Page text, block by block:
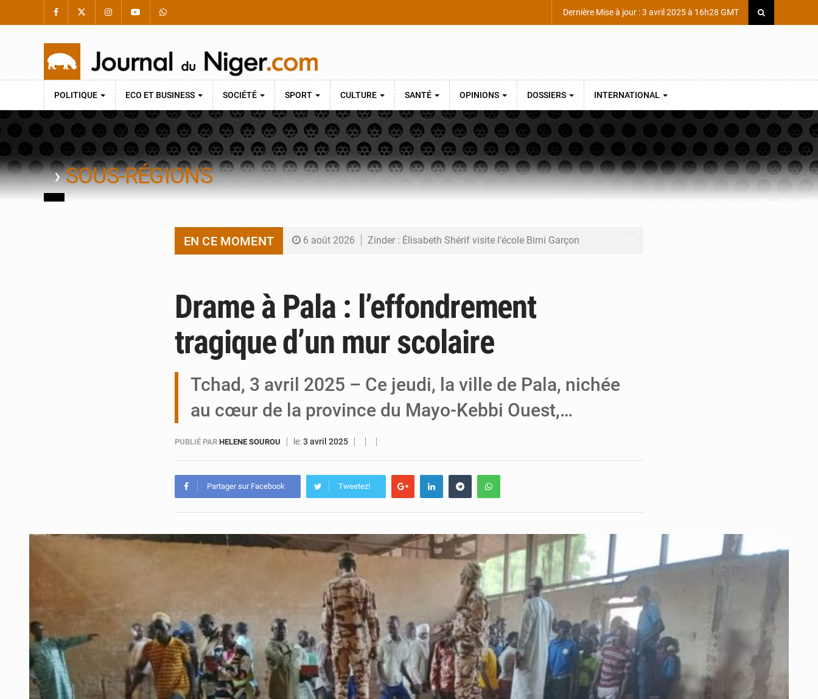
Dernière Mise à jour : 3 avril 2025 à 16h28 GMT
POLITIQUE ECO ET BUSINESS SOCIÉTÉ SPORT CULTURE SANTÉ OPINIONS DOSSIERS INTERNATIONAL
›SOUS-RÉGIONS
EN CE MOMENT 6 août 2026 Zinder : Élisabeth Shérif visite l’école Birni Garçon
6 août 2026 Niger : Bilan à mi-parcours du Programme de Refondation
6 août 2026 Chasse aux gabegies à Niamey : 74 milliards de FCFA recouvrés par la COLDEFF
5 août 2026 Tibiri : le dialogue, nouveau terrain de jeu pour la paix
Drame à Pala : l’effondrement
tragique d’un mur scolaire
Tchad, 3 avril 2025 – Ce jeudi, la ville de Pala, nichée
au cœur de la province du Mayo-Kebbi Ouest,…
PUBLIÉ PAR HELENE SOUROU le:3 avril 2025
Partager sur Facebook Tweetez!